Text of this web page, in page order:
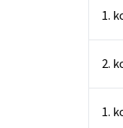
1.
2.
1.